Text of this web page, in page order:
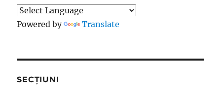
Powered by Translate
SECȚIUNI